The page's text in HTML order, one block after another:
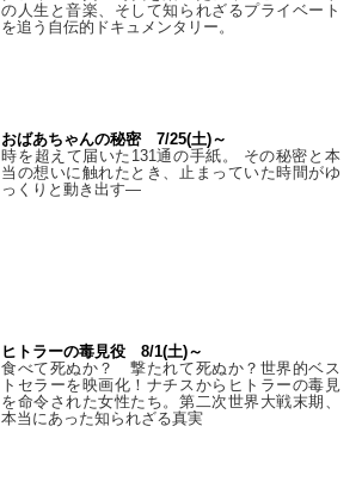
の人生と音楽、そして知られざるプライベート
を追う自伝的ドキュメンタリー。
おばあちゃんの秘密 7/25(土)～
時を超えて届いた131通の手紙。 その秘密と本
当の想いに触れたとき、止まっていた時間がゆ
っくりと動き出す―
ヒトラーの毒見役 8/1(土)～
食べて死ぬか？ 撃たれて死ぬか？世界的ベス
トセラーを映画化！ナチスからヒトラーの毒見
を命令された女性たち。第二次世界大戦末期、
本当にあった知られざる真実